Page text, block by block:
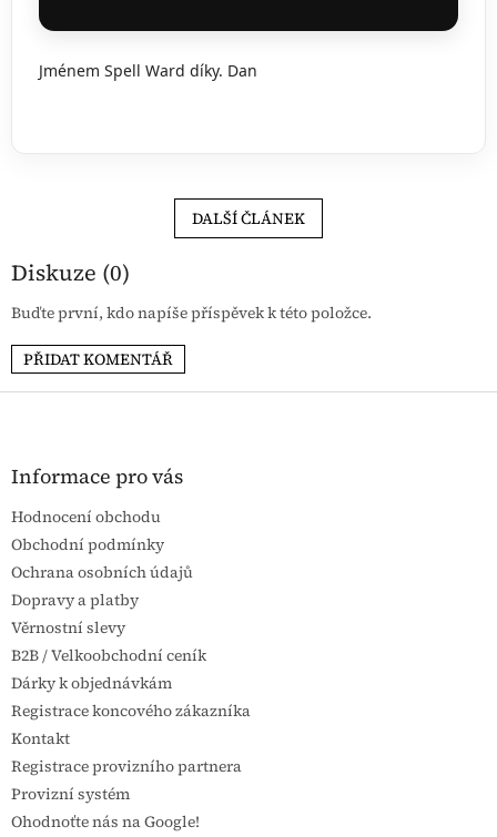
Jménem Spell Ward díky. Dan
DALŠÍ ČLÁNEK
Diskuze (0)
Buďte první, kdo napíše příspěvek k této položce.
PŘIDAT KOMENTÁŘ
Z
Informace pro vás
Hodnocení obchodu
Obchodní podmínky
Ochrana osobních údajů
Dopravy a platby
Věrnostní slevy
B2B / Velkoobchodní ceník
Dárky k objednávkám
Registrace koncového zákazníka
Kontakt
Registrace provizního partnera
Provizní systém
Ohodnoťte nás na Google!